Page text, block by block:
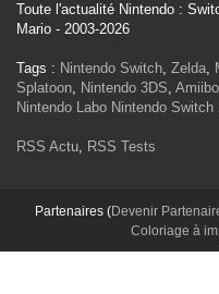
Toute l'actualité Nintendo :
Mario - 2003-2026
Tags : Nintendo Switch, Zelda,
Splatoon, Nintendo 3DS, Amiibo
Nintendo Labo Nintendo Switch
RSS Actu, RSS Tests
Partenaires (Devenir
Coloriage à